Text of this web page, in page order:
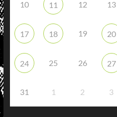
10 11 12 13
17 18 19 20
24 25 26 27
31 1 2 3